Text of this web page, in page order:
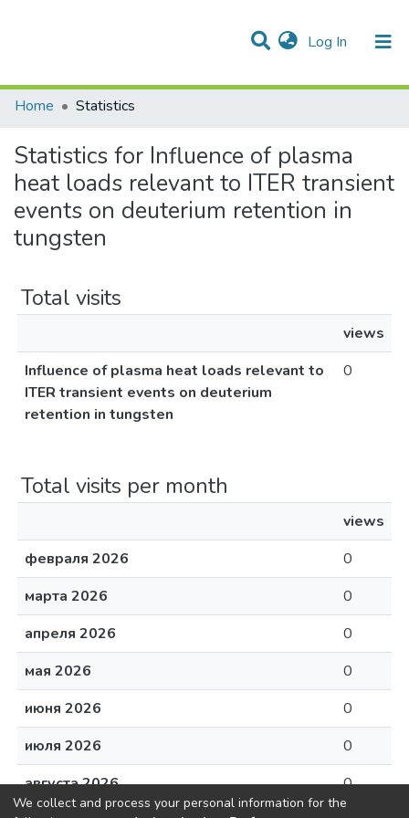
Log In (current)
Communities & Collections
All of DSpace
Home
Statistics
Statistics for Influence of plasma
heat loads relevant to ITER transient
events on deuterium retention in
tungsten
Total visits
views
Influence of plasma heat loads relevant to
ITER transient events on deuterium
retention in tungsten
0
Total visits per month
views
февраля 2026
0
марта 2026
0
апреля 2026
0
мая 2026
0
июня 2026
0
июля 2026
0
августа 2026
0
We collect and process your personal information for the